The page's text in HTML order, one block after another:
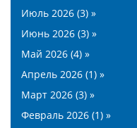
Июль 2026 (3) »
Июнь 2026 (3) »
Май 2026 (4) »
Апрель 2026 (1) »
Март 2026 (3) »
Февраль 2026 (1) »